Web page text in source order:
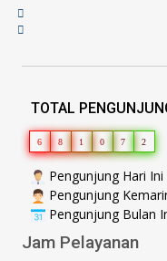
TOTAL
6 8 1 0 7 2
Pengunjung Hari Ini
Pengunjung
Pengunjung Bulan
Jam Pelayanan